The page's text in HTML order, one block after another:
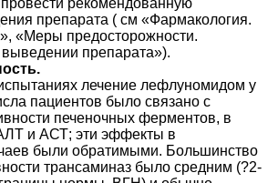
рекомендованную
препарата ( см «Фармакология.
«Меры предосторожности.
препарата»).
лечение лефлуномидом у
пациентов было связано с
печеночных ферментов, в
и АСТ; эти эффекты в
были обратимыми. Большинство
трансаминаз было средним (?2-